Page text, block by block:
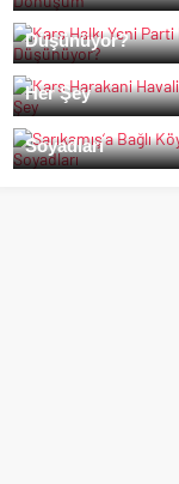
Kars Halkı Yeni
Düşünüyor?
Kars Harakani
Her Şey
Sarıkamış’a Bağlı
Soyadları